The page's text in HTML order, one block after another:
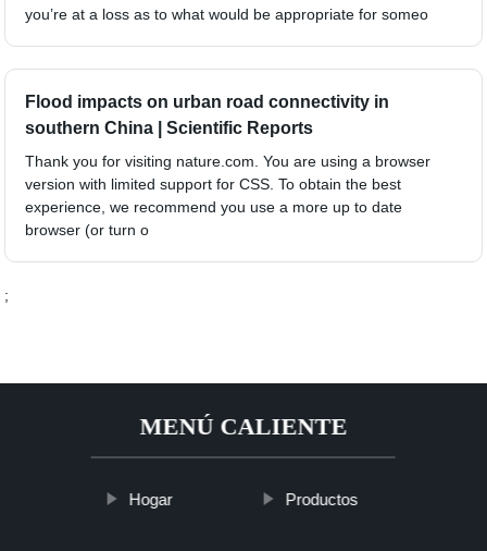
you’re at a loss as to what would be appropriate for someo
Flood impacts on urban road connectivity in
southern China | Scientific Reports
Thank you for visiting nature.com. You are using a browser
version with limited support for CSS. To obtain the best
experience, we recommend you use a more up to date
browser (or turn o
;
MENÚ CALIENTE
Hogar Productos